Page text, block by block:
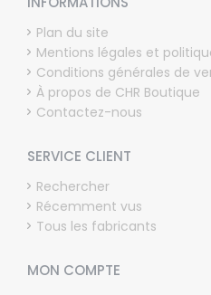
Plan du site
Mentions légales et
Conditions générales de
À propos de CHR Boutique
Contactez-nous
SERVICE CLIENT
Rechercher
Récemment vus
Tous les fabricants
MON COMPTE